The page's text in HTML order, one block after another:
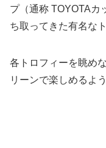
プ（通称 TOYOTAカ
ち取ってきた有名な
各トロフィーを眺め
リーンで楽しめるよ